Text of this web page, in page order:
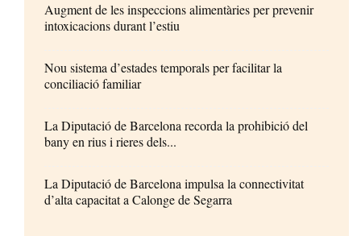
Augment de les inspeccions alimentàries per prevenir
intoxicacions durant l’estiu
Nou sistema d’estades temporals per facilitar la
conciliació familiar
La Diputació de Barcelona recorda la prohibició del
bany en rius i rieres dels...
La Diputació de Barcelona impulsa la connectivitat
d’alta capacitat a Calonge de Segarra